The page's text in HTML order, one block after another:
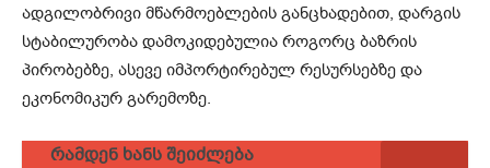
ადგილობრივი მწარმოებლების განცხადებით, დარგის
სტაბილურობა დამოკიდებულია როგორც ბაზრის
პირობებზე, ასევე იმპორტირებულ რესურსებზე და
ეკონომიკურ გარემოზე.
რამდენ ხანს შეიძლება